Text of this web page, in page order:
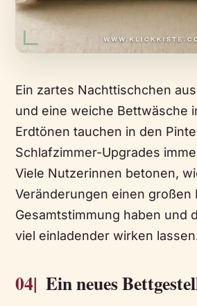
Ein zartes Nachttischchen
und eine weiche Bettwäsche
Erdtönen tauchen in den
Schlafzimmer-Upgrades
Viele Nutzerinnen betonen,
Veränderungen einen großen
Gesamtstimmung haben und
viel einladender wirken
04| Ein neues